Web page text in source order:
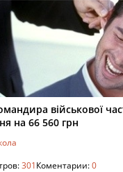
військової
на 66 560 грн
301Коментарии:0